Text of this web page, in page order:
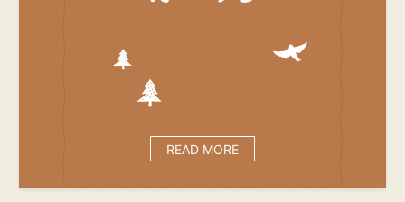
READ MORE